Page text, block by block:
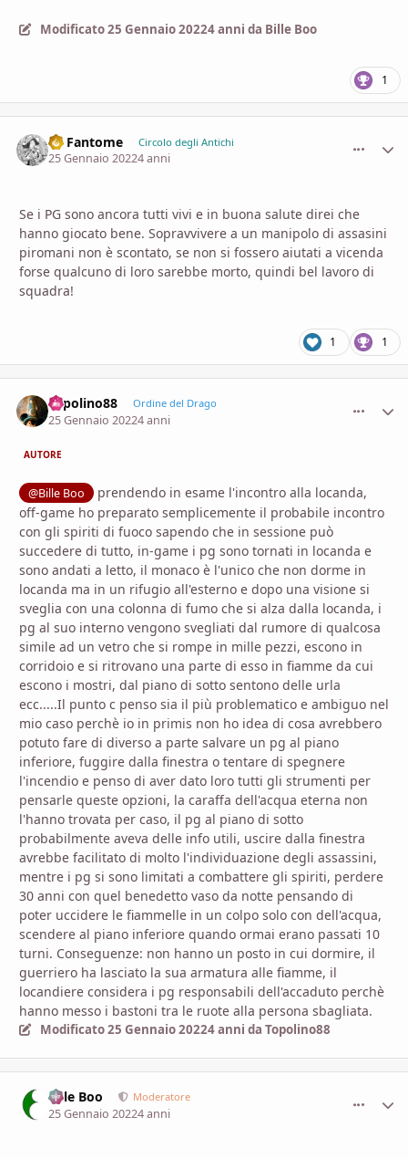
Modificato25 Gennaio 20224 anni da Bille Boo
1
Le Fantome Circolo degli Antichi
25 Gennaio 20224 anni
Se i PG sono ancora tutti vivi e in buona salute direi che
hanno giocato bene. Sopravvivere a un manipolo di assasini
piromani non è scontato, se non si fossero aiutati a vicenda
forse qualcuno di loro sarebbe morto, quindi bel lavoro di
squadra!
1 1
Topolino88 Ordine del Drago
25 Gennaio 20224 anni
AUTORE
@Bille Boo
prendendo in esame l'incontro alla locanda,
off-game ho preparato semplicemente il probabile incontro
con gli spiriti di fuoco sapendo che in sessione può
succedere di tutto, in-game i pg sono tornati in locanda e
sono andati a letto, il monaco è l'unico che non dorme in
locanda ma in un rifugio all'esterno e dopo una visione si
sveglia con una colonna di fumo che si alza dalla locanda, i
pg al suo interno vengono svegliati dal rumore di qualcosa
simile ad un vetro che si rompe in mille pezzi, escono in
corridoio e si ritrovano una parte di esso in fiamme da cui
escono i mostri, dal piano di sotto sentono delle urla
ecc.....Il punto c penso sia il più problematico e ambiguo nel
mio caso perchè io in primis non ho idea di cosa avrebbero
potuto fare di diverso a parte salvare un pg al piano
inferiore, fuggire dalla finestra o tentare di spegnere
l'incendio e penso di aver dato loro tutti gli strumenti per
pensarle queste opzioni, la caraffa dell'acqua eterna non
l'hanno trovata per caso, il pg al piano di sotto
probabilmente aveva delle info utili, uscire dalla finestra
avrebbe facilitato di molto l'individuazione degli assassini,
mentre i pg si sono limitati a combattere gli spiriti, perdere
30 anni con quel benedetto vaso da notte pensando di
poter uccidere le fiammelle in un colpo solo con dell'acqua,
scendere al piano inferiore quando ormai erano passati 10
turni. Conseguenze: non hanno un posto in cui dormire, il
guerriero ha lasciato la sua armatura alle fiamme, il
locandiere considera i pg responsabili dell'accaduto perchè
hanno messo i bastoni tra le ruote alla persona sbagliata.
Modificato25 Gennaio 20224 anni da Topolino88
Bille Boo Moderatore
25 Gennaio 20224 anni